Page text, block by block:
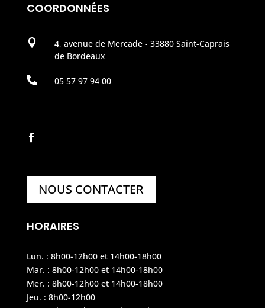
COORDONNÉES

4, avenue de Mercade - 33880 Saint-Caprais
de Bordeaux
 05 57 97 94 00
NOUS CONTACTER
HORAIRES
Lun. : 8h00-12h00 et 14h00-18h00
Mar. : 8h00-12h00 et 14h00-18h00
Mer. : 8h00-12h00 et 14h00-18h00
Jeu. : 8h00-12h00